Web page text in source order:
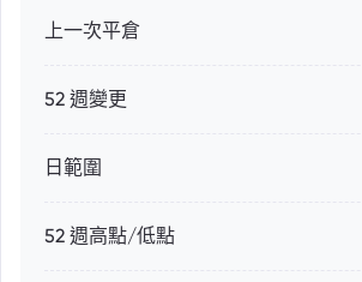
上一次平倉
52 週變更
日範圍
52 週高點/低點